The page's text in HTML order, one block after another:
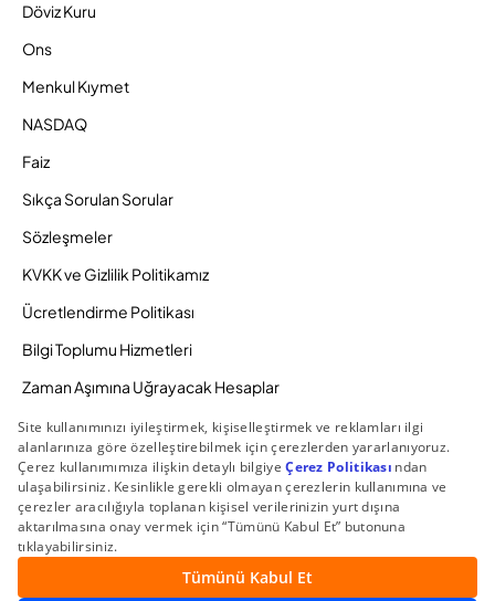
Döviz Kuru
Ons
Menkul Kıymet
NASDAQ
Faiz
Sıkça Sorulan Sorular
Sözleşmeler
KVKK ve Gizlilik Politikamız
Ücretlendirme Politikası
Bilgi Toplumu Hizmetleri
Zaman Aşımına Uğrayacak Hesaplar
Duyurular ve Kampanyalar
© 2026 Gedik Yatırım Menkul Değerler AŞ. Tüm Hakları